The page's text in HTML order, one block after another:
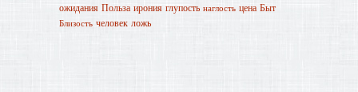
ожидания Польза ирония глупость наглость цена Быт
Близость человек ложь